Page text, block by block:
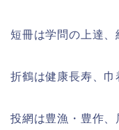
短冊は学問の上達、
折鶴は健康長寿、巾
投網は豊漁・豊作、